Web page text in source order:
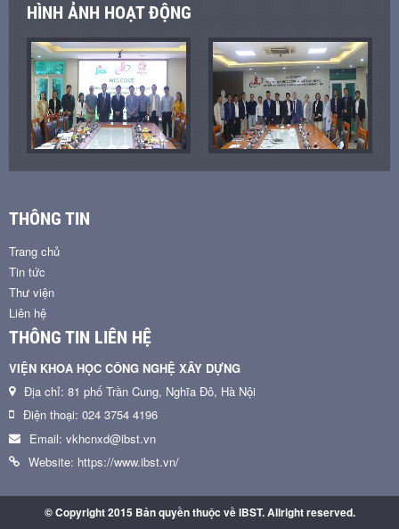
HÌNH ẢNH HOẠT ĐỘNG
THÔNG TIN
Trang chủ
Tin tức
Thư viện
Liên hệ
THÔNG TIN LIÊN HỆ
VIỆN KHOA HỌC CÔNG NGHỆ XÂY DỰNG
Địa chỉ: 81 phố Trần Cung, Nghĩa Đô, Hà Nội
Điện thoại: 024 3754 4196
Email: vkhcnxd@ibst.vn
Website: https://www.ibst.vn/
© Copyright 2015 Bản quyền thuộc về IBST. Allright reserved.